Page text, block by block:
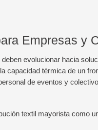
Empresas y
evolucionar hacia
capacidad térmica de un
de eventos y
textil mayorista como